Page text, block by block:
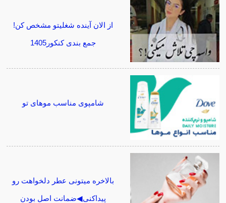
از الان آینده شغلیتو مشخص کن!
جمع بندی کنکور1405
شامپوی مناسب موهای تو
بالاخره میتونی عطر دلخواهت رو
پیداکنی◀ضمانت اصل بودن